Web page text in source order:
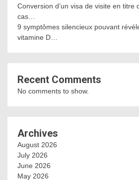
Conversion d’un visa de visite en titre
cas…
9 symptômes silencieux pouvant
vitamine D…
Recent Comments
No comments to show.
Archives
August 2026
July 2026
June 2026
May 2026